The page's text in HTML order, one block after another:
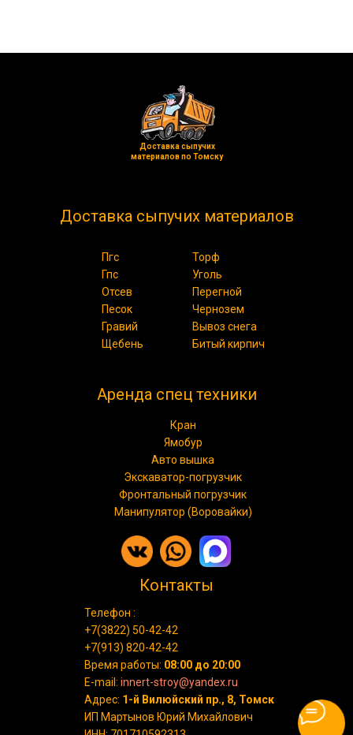
Доставка сыпучих материалов
Аренда спец техники
Контакты
Кран
Ямобур
Авто вышка
Экскаватор-погрузчик
Фронтальный погрузчик
Манипулятор (Воровайки)
Пгс Торф
Доставка сыпучих
материалов по Томску
Гпс
Отсев
Песок
Гравий
Щебень
ИП Мартынов Юрий Михайлович
Уголь
Чернозем
Вывоз снега
Перегной
Битый кирпич
+7(3822) 50-42-42
Телефон :
+7(913) 820-42-42
Время работы: 08:00 до 20:00
E-mail: innert-stroy@yandex.ru
Адрес: 1-й Вилюйский пр., 8, Томск